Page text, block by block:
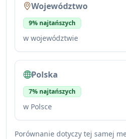
Województwo
9% najtańszych
w województwie
Polska
7% najtańszych
w Polsce
Porównanie dotyczy tej samej